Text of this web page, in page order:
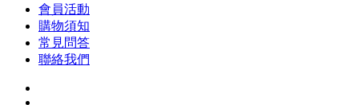
會員活動
購物須知
常見問答
聯絡我們